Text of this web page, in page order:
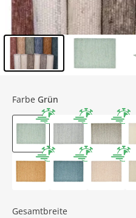
Farbe Grün
Gesamtbreite